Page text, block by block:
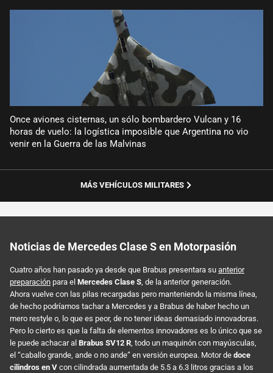
Once aviones cisternas, un sólo bombardero Vulcan y 16
horas de vuelo: la logística imposible que Argentina no vio
venir en la Guerra de las Malvinas
MÁS VEHÍCULOS MILITARES
Noticias de Mercedes Clase S en Motorpasión
Cuatro años han pasado ya desde que Brabus presentara su anterior
preparación para el Mercedes Clase S, de la anterior generación.
Ahora vuelve con las pilas recargadas pero manteniendo la misma línea,
de hecho podríamos tachar a Mercedes y a Brabus de haber hecho un
mero restyle o, lo que es peor, de no tener ideas demasiado innovadoras.
Pero lo cierto es que la falta de elementos innovadores es lo único que se
le puede achacar al Brabus SV12 R, todo un maquinón con mayúsculas,
el “caballo grande, ande o no ande” en versión europea. Motor de doce
cilindros en V con cilindrada aumentada de 5.5 a 6.3 litros gracias a los